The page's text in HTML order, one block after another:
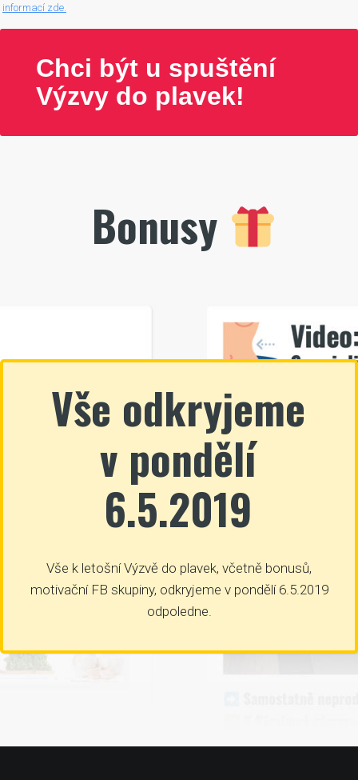
informací zde.
Chci být u spuštění
Výzvy do plavek!
Bonusy
Vše odkryjeme
v pondělí
6.5.2019
Vše k letošní Výzvě do plavek, včetně bonusů,
motivační FB skupiny, odkryjeme v pondělí 6.5.2019
odpoledne.